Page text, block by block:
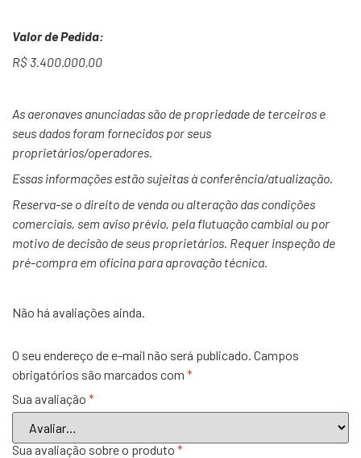
Valor de Pedida:
R$ 3.400.000,00
As aeronaves anunciadas são de propriedade de terceiros e
seus dados foram fornecidos por seus
proprietários/operadores.
Essas informações estão sujeitas à conferência/atualização.
Reserva-se o direito de venda ou alteração das condições
comerciais, sem aviso prévio, pela flutuação cambial ou por
motivo de decisão de seus proprietários. Requer inspeção de
pré-compra em oficina para aprovação técnica.
Não há avaliações ainda.
O seu endereço de e-mail não será publicado. Campos
obrigatórios são marcados com *
Sua avaliação *
Sua avaliação sobre o produto *